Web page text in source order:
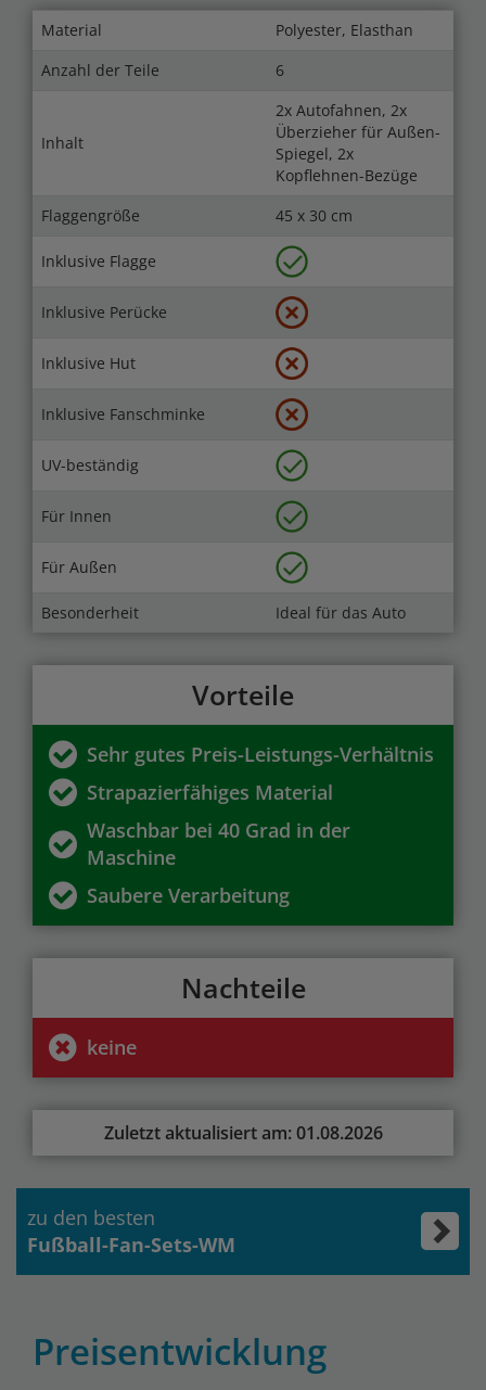
Material
Polyester, Elasthan
Anzahl der Teile
6
Inhalt
2x Autofahnen, 2x
Überzieher für Außen-
Spiegel, 2x
Kopflehnen-Bezüge
Flaggengröße
45 x 30 cm
Inklusive Flagge
Inklusive Perücke
Inklusive Hut
Inklusive Fanschminke
UV-beständig
Für Innen
Für Außen
Besonderheit Ideal für das Auto
Vorteile
Sehr gutes Preis-Leistungs-Verhältnis
Strapazierfähiges Material
Waschbar bei 40 Grad in der
Maschine
Saubere Verarbeitung
Nachteile
keine
Zuletzt aktualisiert am: 01.08.2026
zu den besten
Fußball-Fan-Sets-WM
Preisentwicklung